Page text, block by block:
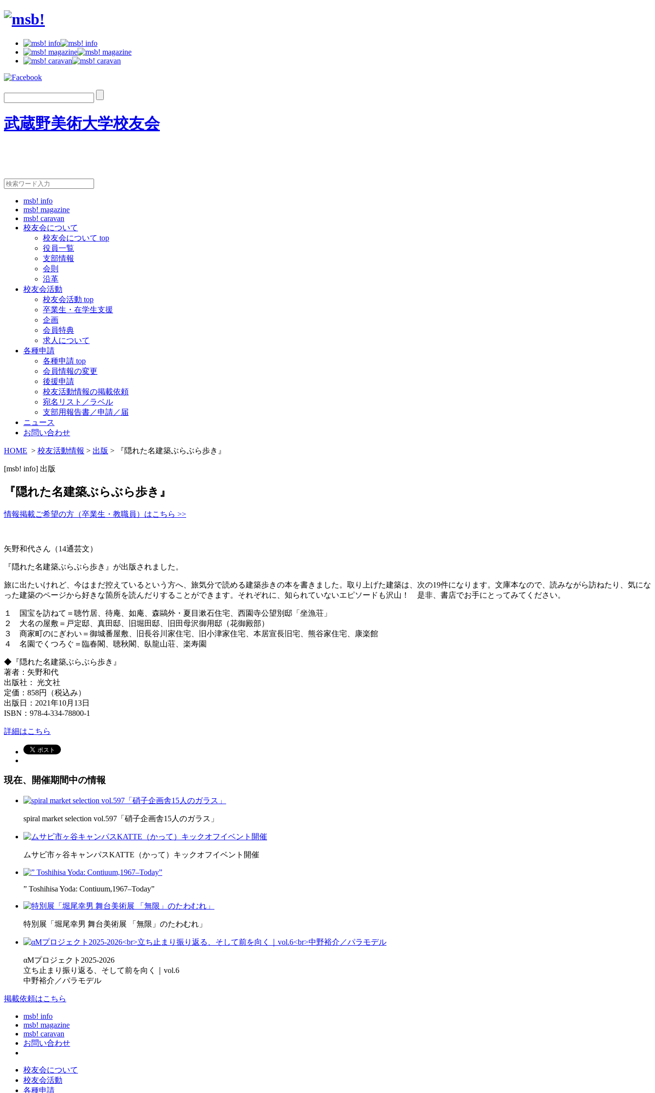
武蔵野美術大学校友会
msb! info
msb! magazine
msb! caravan
校友会について
校友会について top
役員一覧
支部情報
会則
沿革
校友会活動
校友会活動 top
卒業生・在学生支援
企画
会員特典
求人について
各種申請
各種申請 top
会員情報の変更
後援申請
校友活動情報の掲載依頼
宛名リスト／ラベル
支部用報告書／申請／届
ニュース
お問い合わせ
HOME > 校友活動情報 > 出版 > 『隠れた名建築ぶらぶら歩き』
[msb! info] 出版
『隠れた名建築ぶらぶら歩き』
情報掲載ご希望の方（卒業生・教職員）はこちら >>
矢野和代さん（14通芸文）
『隠れた名建築ぶらぶら歩き』が出版されました。
旅に出たいけれど、今はまだ控えているという方へ、旅気分で読める建築歩きの本を書きました。取り上げた建築は、次の19件になります。文庫本なので、読みながら訪ねたり、気にな
った建築のページから好きな箇所を読んだりすることができます。それぞれに、知られていないエピソードも沢山！ 是非、書店でお手にとってみてください。
１ 国宝を訪ねて＝聴竹居、待庵、如庵、森鷗外・夏目漱石住宅、西園寺公望別邸「坐漁荘」
２ 大名の屋敷＝戸定邸、真田邸、旧堀田邸、旧田母沢御用邸（花御殿部）
３ 商家町のにぎわい＝御城番屋敷、旧長谷川家住宅、旧小津家住宅、本居宣長旧宅、熊谷家住宅、康楽館
４ 名園でくつろぐ＝臨春閣、聴秋閣、臥龍山荘、楽寿園
◆『隠れた名建築ぶらぶら歩き』
著者：矢野和代
出版社： 光文社
定価：858円（税込み）
出版日：2021年10月13日
ISBN：978-4-334-78800-1
詳細はこちら
現在、開催期間中の情報
spiral market selection vol.597「硝子企画舎15人のガラス」
ムサビ市ヶ谷キャンパスKATTE（かって）キックオフイベント開催
” Toshihisa Yoda: Contiuum,1967–Today”
特別展「堀尾幸男 舞台美術展 「無限」のたわむれ」
αMプロジェクト2025-2026
立ち止まり振り返る、そして前を向く｜vol.6
中野裕介／パラモデル
掲載依頼はこちら
msb! info
msb! magazine
msb! caravan
お問い合わせ
校友会について
校友会活動
各種申請